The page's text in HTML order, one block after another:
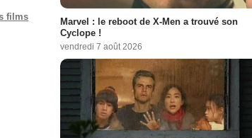
films
Marvel : le reboot de X-Men a trouvé son
Cyclope !
vendredi 7 août 2026